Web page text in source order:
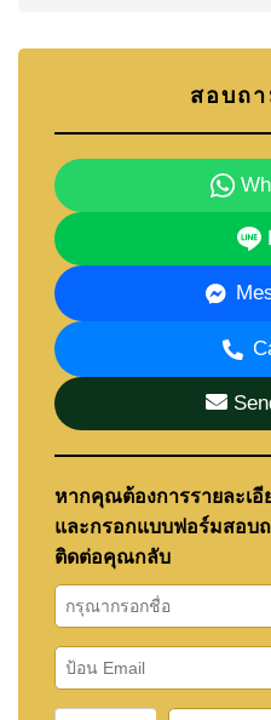
สอบถ
หากคุณต้องการรายละเ
และกรอกแบบฟอร์มสอบถ
ติดต่อคุณกลับ